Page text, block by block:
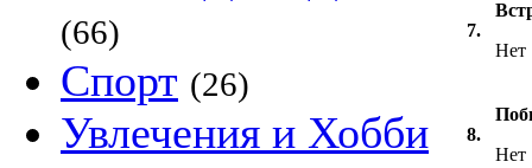
(66)
Спорт (26)
Увлечения и Хобби
7.
Нет
8.
Нет